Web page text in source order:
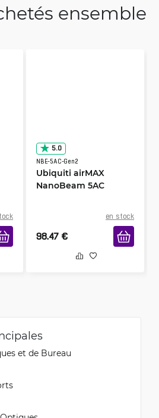
ensemble
5.0
NBE-5AC-Gen2
Ubiquiti airMAX
NanoBeam 5AC
en stock
98.47 €
et de Bureau